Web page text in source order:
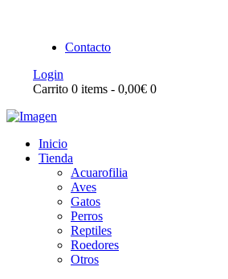
Contacto
Login
Carrito 0 items - 0,00€ 0
Inicio
Tienda
Acuarofilia
Aves
Gatos
Perros
Reptiles
Roedores
Otros